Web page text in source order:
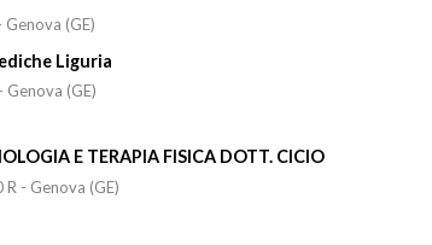
(GE)
Liguria
Genova (GE)
E TERAPIA FISICA DOTT. CICIO
- Genova (GE)